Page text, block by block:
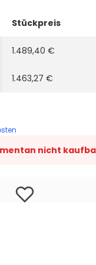
Stückpreis
1.489,40 €
1.463,27 €
nicht